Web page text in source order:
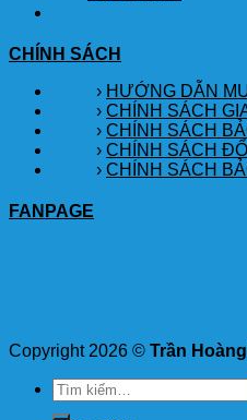
CHÍNH SÁCH
› HƯỚNG DẪN
› CHÍNH SÁCH
› CHÍNH SÁCH
› CHÍNH SÁCH
› CHÍNH SÁCH
FANPAGE
Copyright 2026 © Trần
Tìm
kiếm: